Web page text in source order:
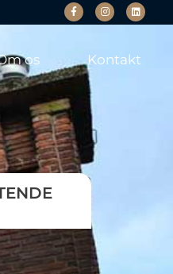
os Kontakt